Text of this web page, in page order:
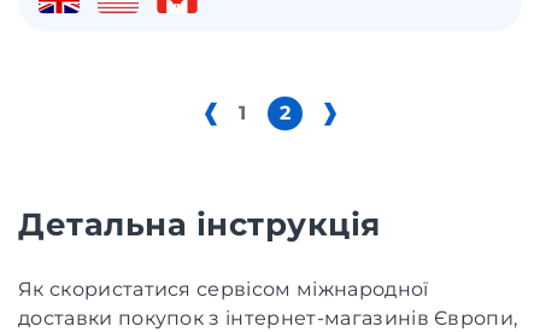
1 2
Детальна інструкція
Як скористатися сервісом міжнародної
доставки покупок з інтернет-магазинів Європи,